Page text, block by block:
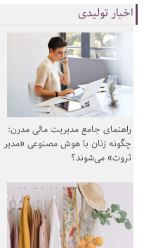
اخبار تولیدی
راهنمای جامع مدیریت مالی مدرن:
چگونه زنان با هوش مصنوعی «مدیر
ثروت» می‌شوند؟